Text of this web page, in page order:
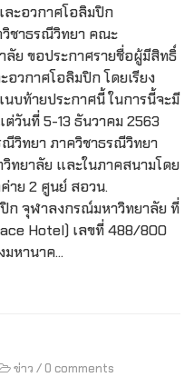
ะอวกาศโอลิมปิก
ชาธรณีวิทยา คณะ
ย ขอประกาศรายชื่อผู้มีสิทธิ์
อวกาศโอลิมปิก โดยเรียง
บท้ายประกาศนี้ ในการนี้จะมี
วันที่ 5-13 ธันวาคม 2563
วิทยา ภาควิชาธรณีวิทยา
ทยาลัย และในภาคสนามโดย
าย 2 ศูนย์ สอวน.
ก จุฬาลงกรณ์มหาวิทยาลัย ที่
Hotel) เลขที่ 488/800
หานาค...
ข่าว / 0 comments